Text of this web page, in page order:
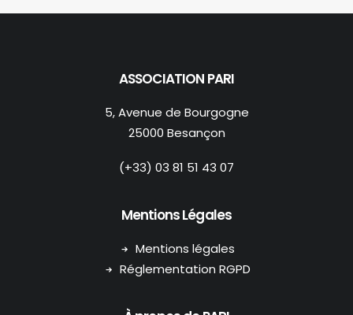
ASSOCIATION PARI
5, Avenue de Bourgogne
25000 Besançon
(+33) 03 81 51 43 07
Mentions Légales
Mentions légales
Réglementation RGPD